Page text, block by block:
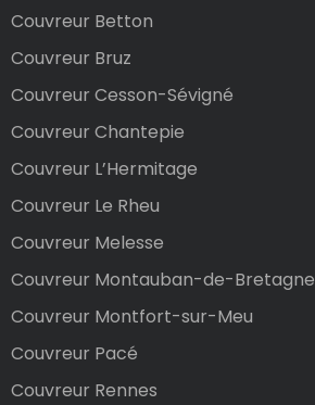
Couvreur Betton
Couvreur Bruz
Couvreur Cesson-Sévigné
Couvreur Chantepie
Couvreur L’Hermitage
Couvreur Le Rheu
Couvreur Melesse
Couvreur Montauban-de-Bretagne
Couvreur Montfort-sur-Meu
Couvreur Pacé
Couvreur Rennes